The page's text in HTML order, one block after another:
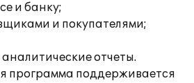
и банку;
и покупателями;
отчеты.
программа поддерживается